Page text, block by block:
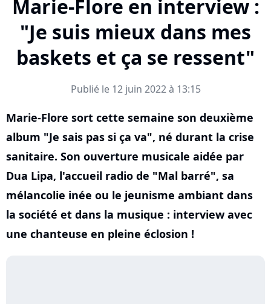
Marie-Flore en interview :
"Je suis mieux dans mes
baskets et ça se ressent"
Publié le 12 juin 2022 à 13:15
Marie-Flore sort cette semaine son deuxième
album "Je sais pas si ça va", né durant la crise
sanitaire. Son ouverture musicale aidée par
Dua Lipa, l'accueil radio de "Mal barré", sa
mélancolie inée ou le jeunisme ambiant dans
la société et dans la musique : interview avec
une chanteuse en pleine éclosion !